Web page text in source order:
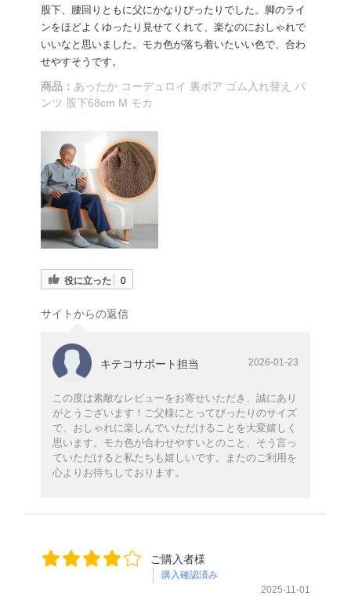
股下、腰回りともに父にかなりぴったりでした。脚のライ
ンをほどよくゆったり見せてくれて、楽なのにおしゃれで
いいなと思いました。モカ色が落ち着いたいい色で、合わ
せやすそうです。
商品： あったか コーデュロイ 裏ボア ゴム入れ替え パ
ンツ 股下68cm M モカ
役に立った 0
サイトからの返信
キテコサポート担当 2026-01-23
この度は素敵なレビューをお寄せいただき、誠にあり
がとうございます！ご父様にとってぴったりのサイズ
で、おしゃれに楽しんでいただけることを大変嬉しく
思います。モカ色が合わせやすいとのこと、そう言っ
ていただけると私たちも嬉しいです。またのご利用を
心よりお待ちしております。
ご購入者様
購入確認済み
2025-11-01